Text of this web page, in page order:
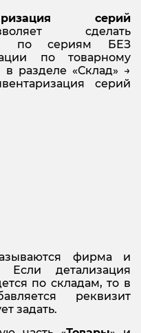
серий
сделать
по сериям БЕЗ
по товарному
в разделе «Склад» →
серий
фирма и
Если детализация
по складам, то в
реквизит
задать.